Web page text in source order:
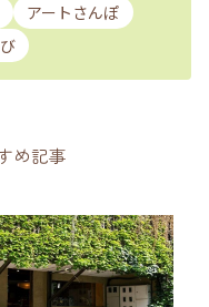
アートさんぽ
め記事